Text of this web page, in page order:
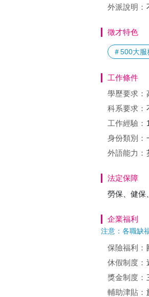
外派說明：
徵才特色
＃500大服
工作條件
學歷要求：
科系要求：
工作經驗：
身份類別：
外語能力：
法定保障
勞保、健保
企業福利
注意：各職缺
保險福利：
休假制度：
獎金制度：
輔助津貼：